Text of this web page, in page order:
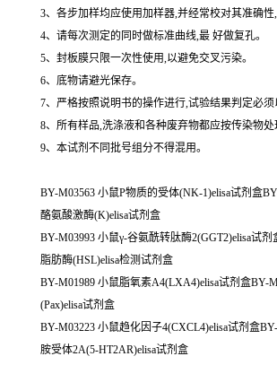
3、各步加样均应使用加样器,并经常校对其准确性,
4、请每次测定的同时做标准曲线,最 好做复孔。
5、封板膜只限一次性使用,以避免交叉污染。
6、底物请避光保存。
7、严格按照说明书的操作进行,试验结果判定必须
8、所有样品,洗涤液和各种废弃物都应按传染物处
9、本试剂不同批号组分不得混用。
BY-M03563 小鼠P物质的受体(NK-1)elisa试剂盒
酪氨酸激酶(K)elisa试剂盒
BY-M03993 小鼠γ-谷氨酰转肽酶2(GGT2)elisa试
脂肪酶(HSL)elisa检测试剂盒
BY-M01989 小鼠脂氧素A4(LXA4)elisa试剂盒BY-
(Pax)elisa试剂盒
BY-M03223 小鼠趋化因子4(CXCL4)elisa试剂盒
胺受体2A(5-HT2AR)elisa试剂盒